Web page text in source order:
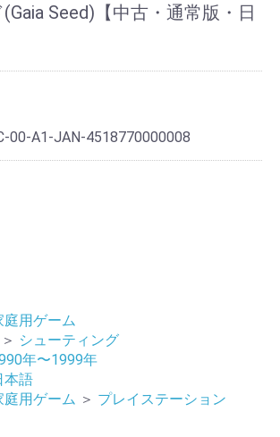
Seed)【中古・通常版・日
00-A1-JAN-4518770000008
庭用ゲーム
＞ シューティング
年〜1999年
本語
庭用ゲーム ＞ プレイステーション